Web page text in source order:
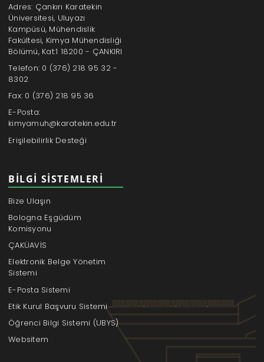
Adres: Çankırı Karatekin
Üniversitesi, Uluyazı
Kampüsü, Mühendislik
Fakültesi, Kimya Mühendisliği
Bölümü, Kat:1 18200 - ÇANKIRI
Telefon: 0 (376) 218 95 32 -
8302
Fax: 0 (376) 218 95 36
E-Posta:
kimyamuh@karatekin.edu.tr
Erişilebilirlik Desteği
BILGI SISTEMLERI
Bize Ulaşın
Bologna Eşgüdüm
Komisyonu
ÇAKÜAVİS
Elektronik Belge Yönetim
Sistemi
E-Posta Sistemi
Etik Kurul Başvuru Sistemi
Öğrenci Bilgi Sistemi (UBYS)
Websitem